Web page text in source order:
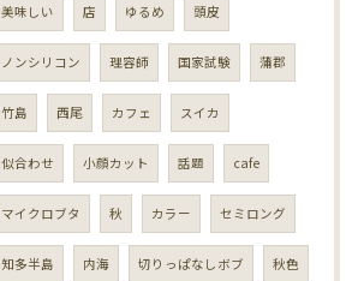
美味しい 店 ゆるめ 頭皮
ノンシリコン 理容師 国家試験 蒲郡
竹島 西尾 カフェ スイカ
似合わせ 小顔カット 話題 cafe
マイクロブタ 秋 カラー セミロング
知多半島 内海 切りっぱなしボブ 秋色